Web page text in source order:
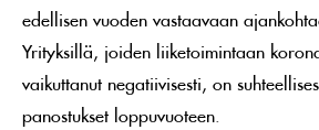
edellisen vuoden vastaavaan
Yrityksillä, joiden liiketoimintaan
vaikuttanut negatiivisesti, on
panostukset loppuvuoteen.